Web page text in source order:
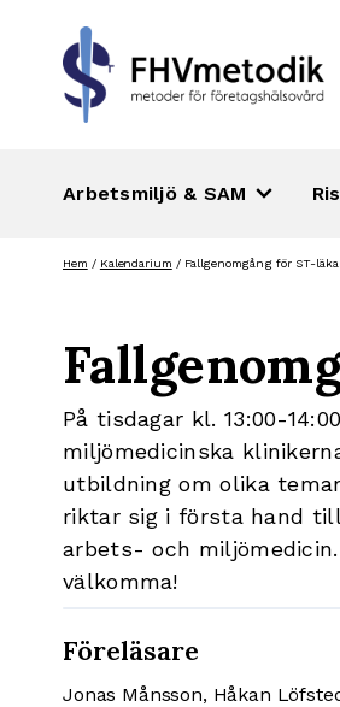
Arbetsmiljö & SAM keyboard_arrow_down
Hem / Kalendarium / Fallgenomgång för ST-
På tisdagar kl. 13:00-
miljömedicinska
utbildning om olika
riktar sig i första hand
arbets- och
välkomma!
Föreläsare
Jonas Månsson, Håkan